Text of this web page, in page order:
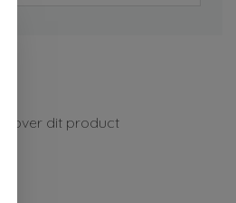
over dit product